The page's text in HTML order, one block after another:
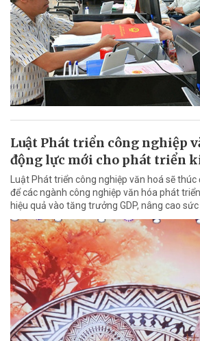
Luật Phát triển công nghiệp
động lực mới cho phát triển
Luật Phát triển công nghiệp văn hoá sẽ
để các ngành công nghiệp văn hóa phát
hiệu quả vào tăng trưởng GDP, nâng cao